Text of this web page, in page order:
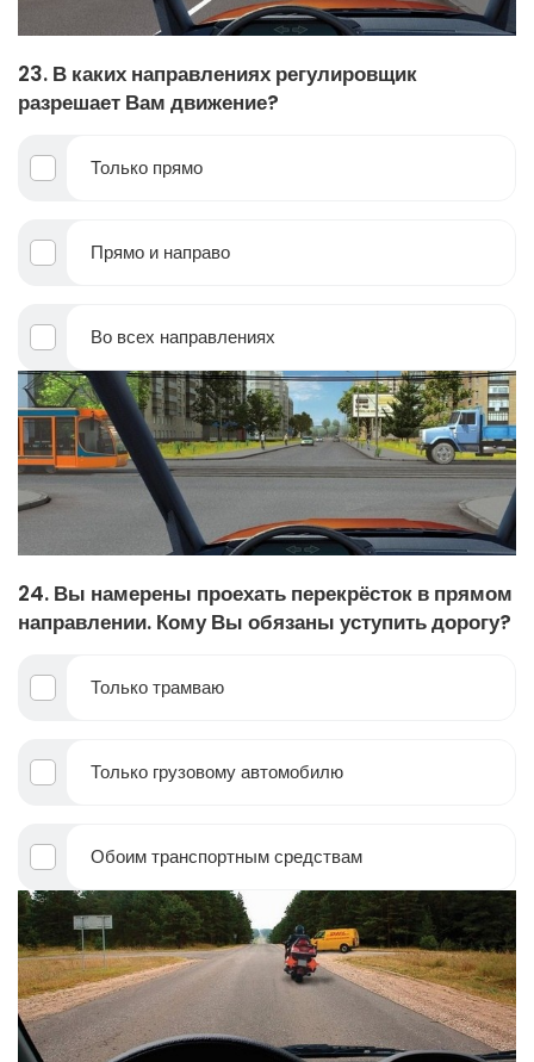
23. В каких направлениях регулировщик
разрешает Вам движение?
Только прямо
Прямо и направо
Во всех направлениях
24. Вы намерены проехать перекрёсток в прямом
направлении. Кому Вы обязаны уступить дорогу?
Только трамваю
Только грузовому автомобилю
Обоим транспортным средствам